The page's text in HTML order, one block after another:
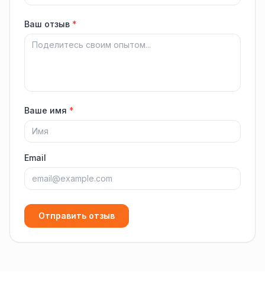
Ваш отзыв *
Ваше имя *
Email
Отправить отзыв